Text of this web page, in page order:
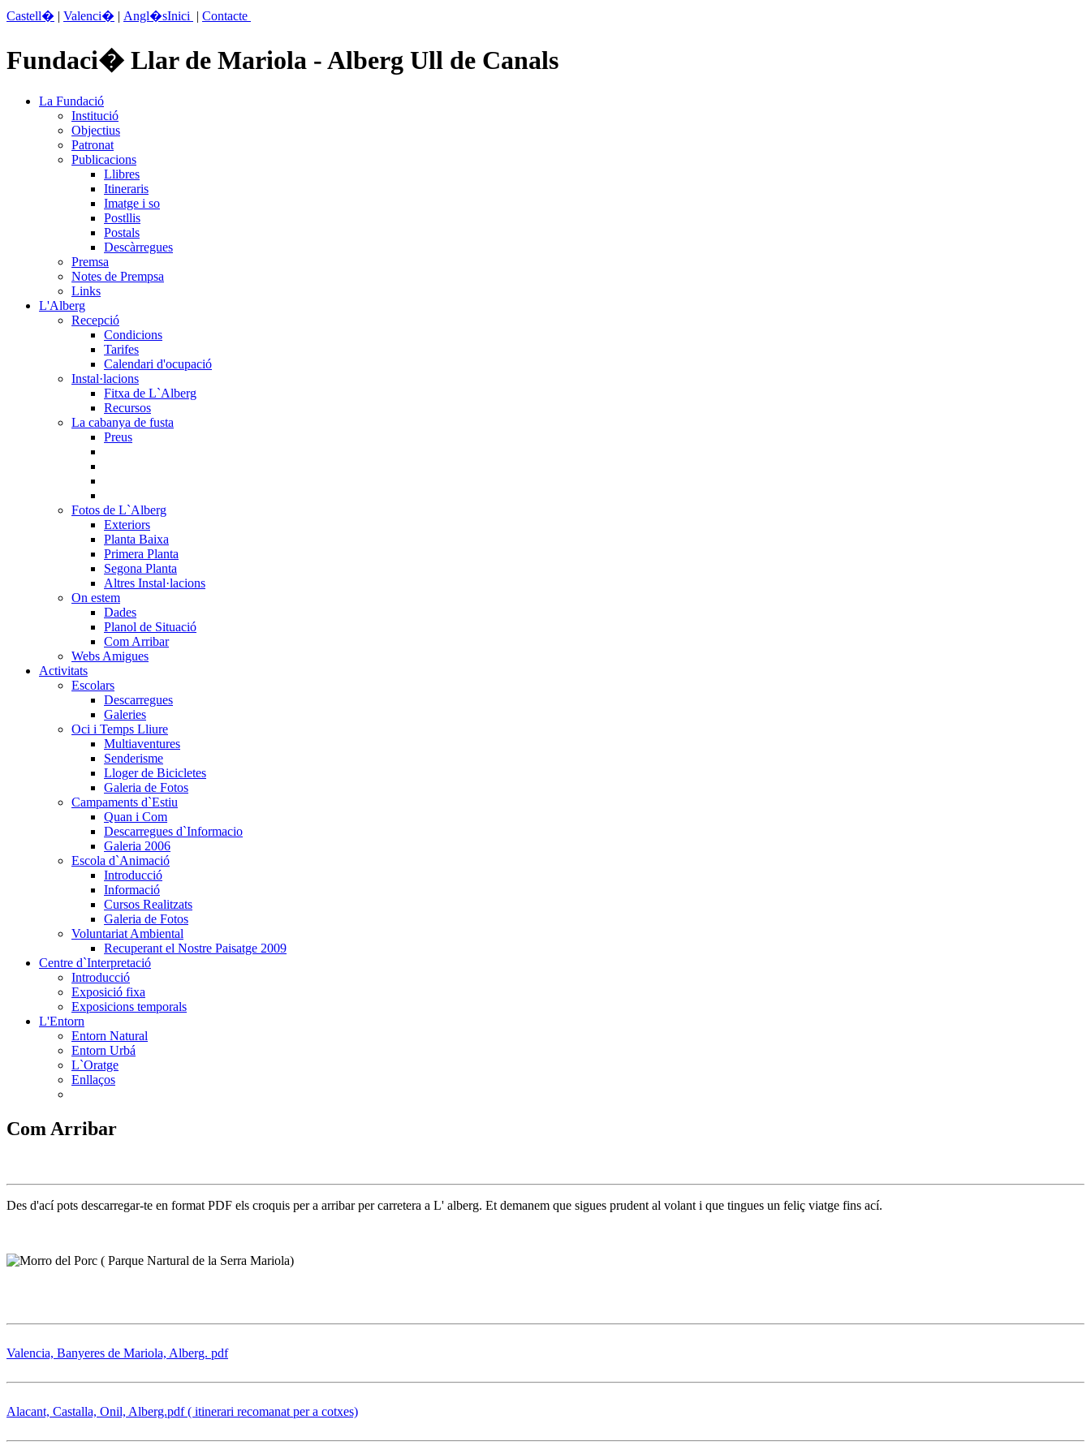
Castell� | Valenci� | Angl�sInici | Contacte
Fundaci� Llar de Mariola - Alberg Ull de Canals
La Fundació
Institució
Objectius
Patronat
Publicacions
Llibres
Itineraris
Imatge i so
Postllis
Postals
Descàrregues
Premsa
Notes de Prempsa
Links
L'Alberg
Recepció
Condicions
Tarifes
Calendari d'ocupació
Instal·lacions
Fitxa de L`Alberg
Recursos
La cabanya de fusta
Preus
Fotos de L`Alberg
Exteriors
Planta Baixa
Primera Planta
Segona Planta
Altres Instal·lacions
On estem
Dades
Planol de Situació
Com Arribar
Webs Amigues
Activitats
Escolars
Descarregues
Galeries
Oci i Temps Lliure
Multiaventures
Senderisme
Lloger de Bicicletes
Galeria de Fotos
Campaments d`Estiu
Quan i Com
Descarregues d`Informacio
Galeria 2006
Escola d`Animació
Introducció
Informació
Cursos Realitzats
Galeria de Fotos
Voluntariat Ambiental
Recuperant el Nostre Paisatge 2009
Centre d`Interpretació
Introducció
Exposició fixa
Exposicions temporals
L'Entorn
Entorn Natural
Entorn Urbá
L`Oratge
Enllaços
Com Arribar
Des d'ací pots descarregar-te en format PDF els croquis per a arribar per carretera a L' alberg. Et demanem que sigues prudent al volant i que tingues un feliç viatge fins ací.
Valencia, Banyeres de Mariola, Alberg. pdf
Alacant, Castalla, Onil, Alberg.pdf ( itinerari recomanat per a cotxes)